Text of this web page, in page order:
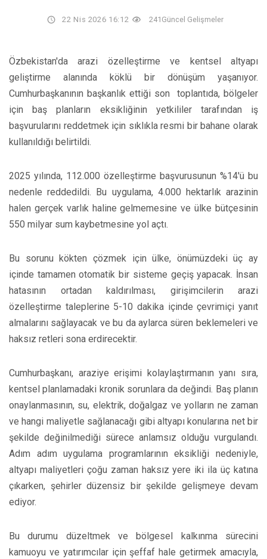
22 Nis 2026 16:12 241 Güncel Gelişmeler
Özbekistan'da arazi özelleştirme ve kentsel altyapı
geliştirme alanında köklü bir dönüşüm yaşanıyor.
Cumhurbaşkanının başkanlık ettiği son toplantıda, bölgeler
için baş planların eksikliğinin yetkililer tarafından iş
başvurularını reddetmek için sıklıkla resmi bir bahane olarak
kullanıldığı belirtildi.
2025 yılında, 112.000 özelleştirme başvurusunun %14'ü bu
nedenle reddedildi. Bu uygulama, 4.000 hektarlık arazinin
halen gerçek varlık haline gelmemesine ve ülke bütçesinin
550 milyar sum kaybetmesine yol açtı.
Bu sorunu kökten çözmek için ülke, önümüzdeki üç ay
içinde tamamen otomatik bir sisteme geçiş yapacak. İnsan
hatasının ortadan kaldırılması, girişimcilerin arazi
özelleştirme taleplerine 5-10 dakika içinde çevrimiçi yanıt
almalarını sağlayacak ve bu da aylarca süren beklemeleri ve
haksız retleri sona erdirecektir.
Cumhurbaşkanı, araziye erişimi kolaylaştırmanın yanı sıra,
kentsel planlamadaki kronik sorunlara da değindi. Baş planın
onaylanmasının, su, elektrik, doğalgaz ve yolların ne zaman
ve hangi maliyetle sağlanacağı gibi altyapı konularına net bir
şekilde değinilmediği sürece anlamsız olduğu vurgulandı.
Adım adım uygulama programlarının eksikliği nedeniyle,
altyapı maliyetleri çoğu zaman haksız yere iki ila üç katına
çıkarken, şehirler düzensiz bir şekilde gelişmeye devam
ediyor.
Bu durumu düzeltmek ve bölgesel kalkınma sürecini
kamuoyu ve yatırımcılar için şeffaf hale getirmek amacıyla,